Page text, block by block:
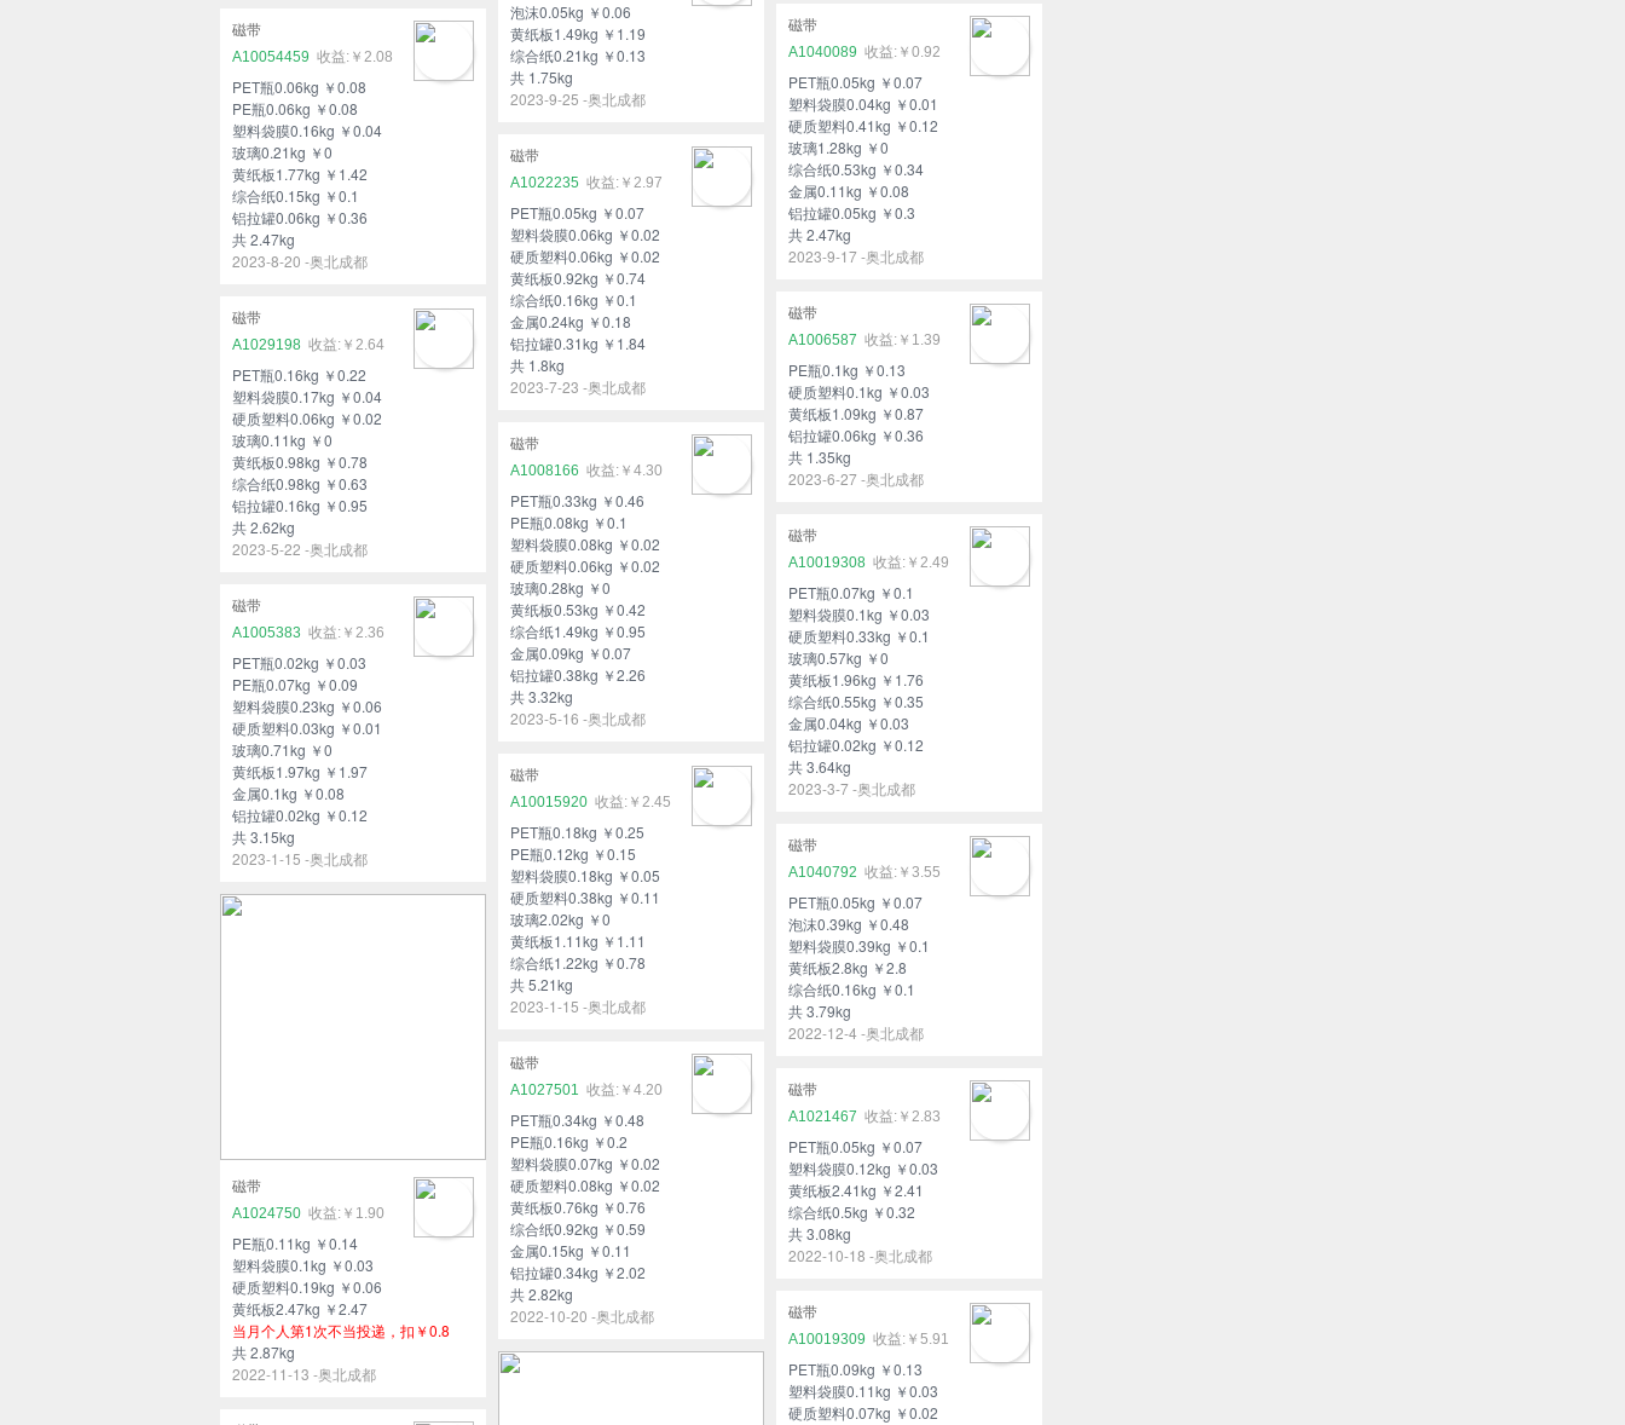
泡沫0.05kg ￥0.06
黄纸板1.49kg ￥1.19
综合纸0.21kg ￥0.13
共 1.75kg
2023-9-25 -奥北成都
磁带
A1040089
￥0.92
PET瓶0.05kg ￥0.07
塑料袋膜0.04kg ￥0.01
硬质塑料0.41kg ￥0.12
玻璃1.28kg ￥0
综合纸0.53kg ￥0.34
金属0.11kg ￥0.08
铝拉罐0.05kg ￥0.3
共 2.47kg
2023-9-17 -奥北成都
磁带
A10054459
￥2.08
PET瓶0.06kg ￥0.08
PE瓶0.06kg ￥0.08
塑料袋膜0.16kg ￥0.04
玻璃0.21kg ￥0
黄纸板1.77kg ￥1.42
综合纸0.15kg ￥0.1
铝拉罐0.06kg ￥0.36
共 2.47kg
2023-8-20 -奥北成都
磁带
A1022235
￥2.97
PET瓶0.05kg ￥0.07
塑料袋膜0.06kg ￥0.02
硬质塑料0.06kg ￥0.02
黄纸板0.92kg ￥0.74
综合纸0.16kg ￥0.1
金属0.24kg ￥0.18
铝拉罐0.31kg ￥1.84
共 1.8kg
2023-7-23 -奥北成都
磁带
A1006587
￥1.39
PE瓶0.1kg ￥0.13
硬质塑料0.1kg ￥0.03
黄纸板1.09kg ￥0.87
铝拉罐0.06kg ￥0.36
共 1.35kg
2023-6-27 -奥北成都
磁带
A1029198
￥2.64
PET瓶0.16kg ￥0.22
塑料袋膜0.17kg ￥0.04
硬质塑料0.06kg ￥0.02
玻璃0.11kg ￥0
黄纸板0.98kg ￥0.78
综合纸0.98kg ￥0.63
铝拉罐0.16kg ￥0.95
共 2.62kg
2023-5-22 -奥北成都
磁带
A1008166
￥4.30
PET瓶0.33kg ￥0.46
PE瓶0.08kg ￥0.1
塑料袋膜0.08kg ￥0.02
硬质塑料0.06kg ￥0.02
玻璃0.28kg ￥0
黄纸板0.53kg ￥0.42
综合纸1.49kg ￥0.95
金属0.09kg ￥0.07
铝拉罐0.38kg ￥2.26
共 3.32kg
2023-5-16 -奥北成都
磁带
A10019308
￥2.49
PET瓶0.07kg ￥0.1
塑料袋膜0.1kg ￥0.03
硬质塑料0.33kg ￥0.1
玻璃0.57kg ￥0
黄纸板1.96kg ￥1.76
综合纸0.55kg ￥0.35
金属0.04kg ￥0.03
铝拉罐0.02kg ￥0.12
共 3.64kg
2023-3-7 -奥北成都
磁带
A1005383
￥2.36
PET瓶0.02kg ￥0.03
PE瓶0.07kg ￥0.09
塑料袋膜0.23kg ￥0.06
硬质塑料0.03kg ￥0.01
玻璃0.71kg ￥0
黄纸板1.97kg ￥1.97
金属0.1kg ￥0.08
铝拉罐0.02kg ￥0.12
共 3.15kg
2023-1-15 -奥北成都
磁带
A10015920
￥2.45
PET瓶0.18kg ￥0.25
PE瓶0.12kg ￥0.15
塑料袋膜0.18kg ￥0.05
硬质塑料0.38kg ￥0.11
玻璃2.02kg ￥0
黄纸板1.11kg ￥1.11
综合纸1.22kg ￥0.78
共 5.21kg
2023-1-15 -奥北成都
磁带
A1040792
￥3.55
PET瓶0.05kg ￥0.07
泡沫0.39kg ￥0.48
塑料袋膜0.39kg ￥0.1
黄纸板2.8kg ￥2.8
综合纸0.16kg ￥0.1
共 3.79kg
2022-12-4 -奥北成都
磁带
A1024750
￥1.90
PE瓶0.11kg ￥0.14
塑料袋膜0.1kg ￥0.03
硬质塑料0.19kg ￥0.06
黄纸板2.47kg ￥2.47
当月个人第1次不当投递，扣￥0.8
共 2.87kg
2022-11-13 -奥北成都
磁带
A1027501
￥4.20
PET瓶0.34kg ￥0.48
PE瓶0.16kg ￥0.2
塑料袋膜0.07kg ￥0.02
硬质塑料0.08kg ￥0.02
黄纸板0.76kg ￥0.76
综合纸0.92kg ￥0.59
金属0.15kg ￥0.11
铝拉罐0.34kg ￥2.02
共 2.82kg
2022-10-20 -奥北成都
磁带
A1021467
￥2.83
PET瓶0.05kg ￥0.07
塑料袋膜0.12kg ￥0.03
黄纸板2.41kg ￥2.41
综合纸0.5kg ￥0.32
共 3.08kg
2022-10-18 -奥北成都
磁带
A10019309
￥5.91
PET瓶0.09kg ￥0.13
塑料袋膜0.11kg ￥0.03
硬质塑料0.07kg ￥0.02